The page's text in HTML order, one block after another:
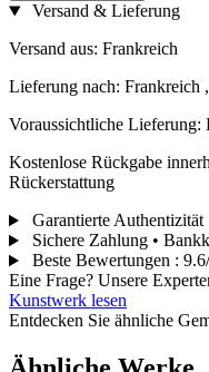
Versand & Lieferung
Versand aus: Frankreich
Lieferung nach: Frankreich
Voraussichtliche Lieferung:
Kostenlose Rückgabe
Rückerstattung
Garantierte Authentizität
Sichere Zahlung •
Beste Bewertungen :
Eine Frage? Unsere
Kunstwerk lesen
Entdecken Sie ähnliche